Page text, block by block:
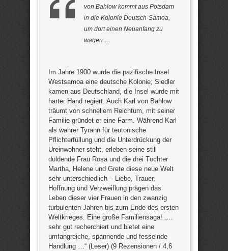
von Bahlow kommt aus Potsdam
in die Kolonie Deutsch-Samoa,
um dort einen Neuanfang zu
wagen …
Im Jahre 1900 wurde die pazifische Insel
Westsamoa eine deutsche Kolonie; Siedler
kamen aus Deutschland, die Insel wurde mit
harter Hand regiert. Auch Karl von Bahlow
träumt von schnellem Reichtum, mit seiner
Familie gründet er eine Farm. Während Karl
als wahrer Tyrann für teutonische
Pflichterfüllung und die Unterdrückung der
Ureinwohner steht, erleben seine still
duldende Frau Rosa und die drei Töchter
Martha, Helene und Grete diese neue Welt
sehr unterschiedlich – Liebe, Trauer,
Hoffnung und Verzweiflung prägen das
Leben dieser vier Frauen in den zwanzig
turbulenten Jahren bis zum Ende des ersten
Weltkrieges. Eine große Familiensaga! „…
sehr gut recherchiert und bietet eine
umfangreiche, spannende und fesselnde
Handlung …“ (Leser) (9 Rezensionen / 4,6